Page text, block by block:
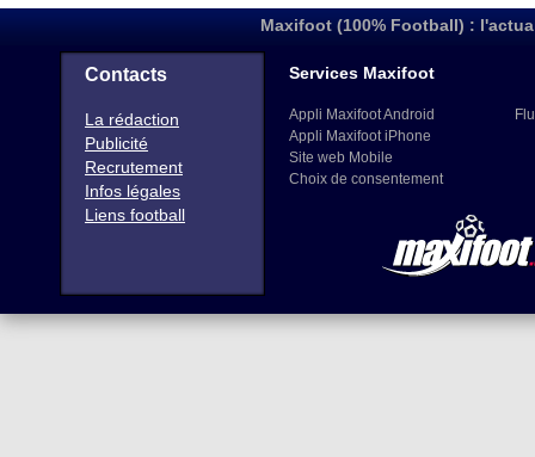
Maxifoot (100% Football) :
Contacts
La rédaction
Publicité
Recrutement
Infos légales
Liens football
Services Maxifoot
Appli Maxifoot Android
Appli Maxifoot iPhone
Site web Mobile
Choix de consentement